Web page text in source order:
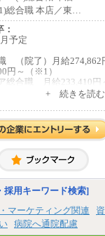
総合職 本店／東…
予定
（院了）月給274,862
円～（※1）
総合職 月給233,410円
スタントスタッフ 日給
期間６か月（試用期
ません）
地により異なります
職 （院了）月給
円～（※1）
総合職 月給233,410
タントスタッフ 日給
期間６か月（試用期
地により異なる
+ 続きを読む
採用キーワード検索]
マーケティング関連
病院へ通院配慮